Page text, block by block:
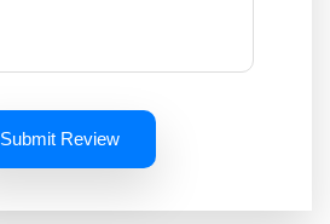
Submit Review